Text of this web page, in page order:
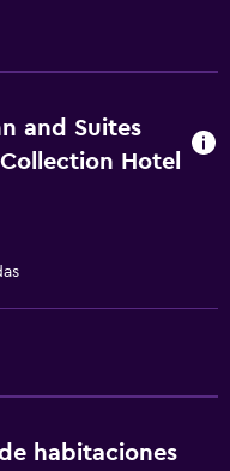
and Suites
Hotel
habitaciones